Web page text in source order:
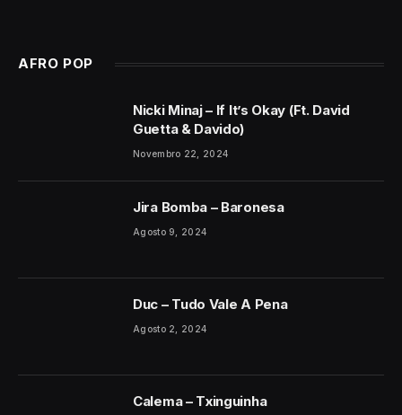
AFRO POP
Nicki Minaj – If It’s Okay (Ft. David
Guetta & Davido)
Novembro 22, 2024
Jira Bomba – Baronesa
Agosto 9, 2024
Duc – Tudo Vale A Pena
Agosto 2, 2024
Calema – Txinguinha